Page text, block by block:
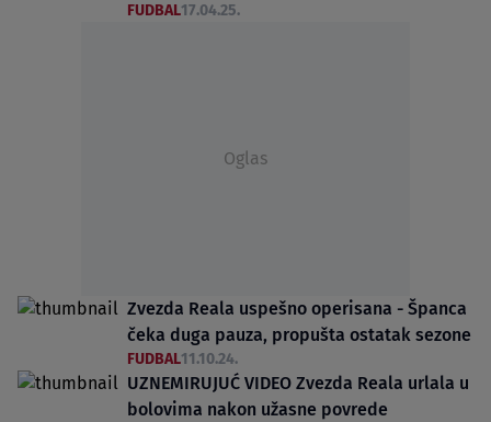
FUDBAL17.04.25.
Oglas
Zvezda Reala uspešno operisana - Španca
čeka duga pauza, propušta ostatak sezone
FUDBAL11.10.24.
UZNEMIRUJUĆ VIDEO Zvezda Reala urlala u
bolovima nakon užasne povrede